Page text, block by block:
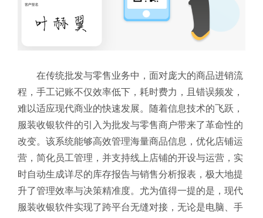
在传统批发与零售业务中，面对庞大的商品进销流
程，手工记账不仅效率低下，耗时费力，且错误频发，
难以适应现代商业的快速发展。随着信息技术的飞跃，
服装收银软件的引入为批发与零售商户带来了革命性的
改变。该系统能够高效管理海量商品信息，优化店铺运
营，简化员工管理，并支持线上店铺的开设与运营，实
时自动生成详尽的库存报告与销售分析报表，极大地提
升了管理效率与决策精准度。尤为值得一提的是，现代
服装收银软件实现了跨平台无缝对接，无论是电脑、手